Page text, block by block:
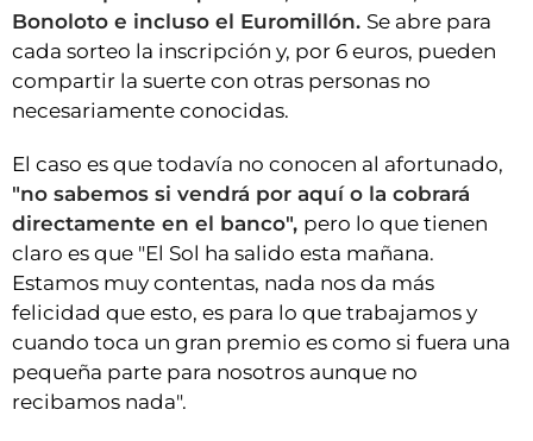
Bonoloto e incluso el Euromillón. Se abre para
cada sorteo la inscripción y, por 6 euros, pueden
compartir la suerte con otras personas no
necesariamente conocidas.
El caso es que todavía no conocen al afortunado,
"no sabemos si vendrá por aquí o la cobrará
directamente en el banco", pero lo que tienen
claro es que "El Sol ha salido esta mañana.
Estamos muy contentas, nada nos da más
felicidad que esto, es para lo que trabajamos y
cuando toca un gran premio es como si fuera una
pequeña parte para nosotros aunque no
recibamos nada".